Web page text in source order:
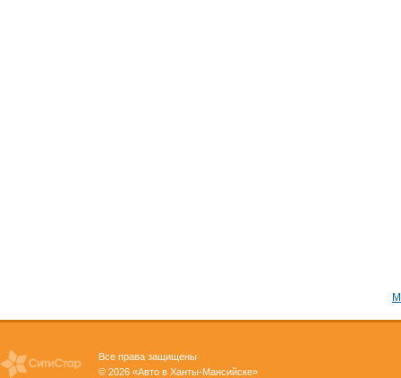
Все права защищены
© 2026 «Авто в Ханты-Мансийске»